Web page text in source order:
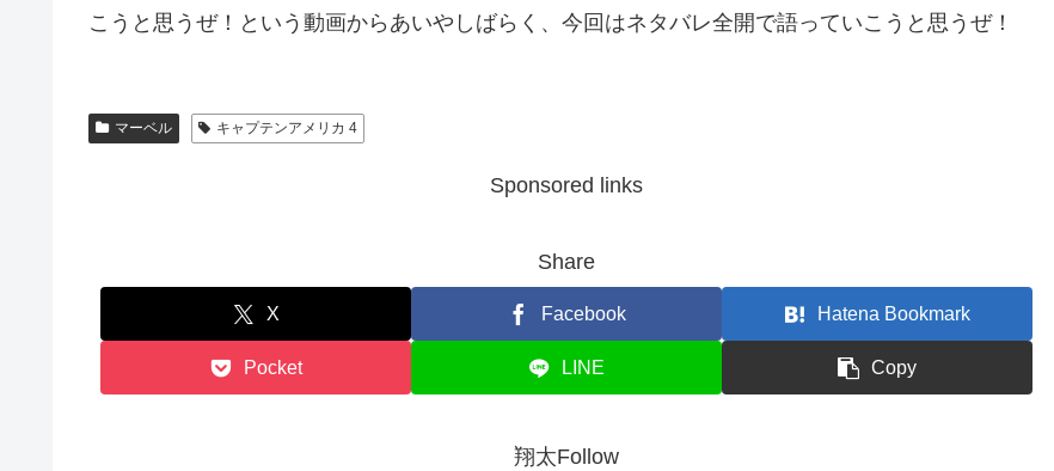
こうと思うぜ！という動画からあいやしばらく、今回はネタバレ全開で語っていこうと思うぜ！
マーベル キャプテンアメリカ 4
Sponsored links
Share
X Facebook Hatena Bookmark
Pocket LINE Copy
翔太Follow